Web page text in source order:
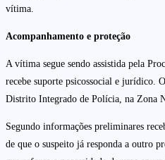
vítima.
Acompanhamento e proteção
A vítima segue sendo assistida pela
recebe suporte psicossocial e jurídico.
Distrito Integrado de Polícia, na Zona
Segundo informações preliminares
de que o suspeito já responda a outro